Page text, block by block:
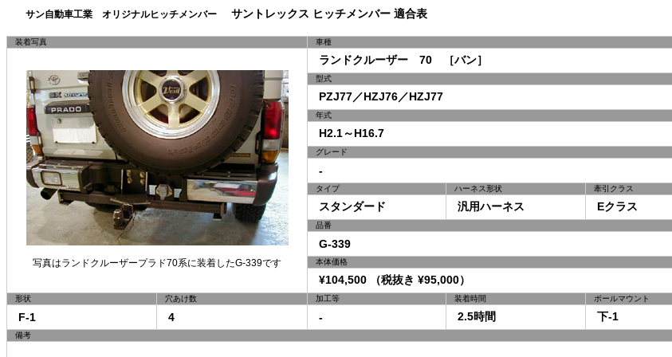
サン自動車工業 オリジナルヒッチメンバー サントレックス ヒッチメンバー 適合表
装着写真 車種
写真はランドクルーザープラド70系に装着したG-339です
ランドクルーザー 70 ［バン］
型式
PZJ77／HZJ76／HZJ77
年式
H2.1～H16.7
グレード
-
タイプ ハーネス形状 牽引クラス
スタンダード 汎用ハーネス Eクラス
品番
G-339
本体価格
¥104,500 （税抜き ¥95,000）
形状 穴あけ数 加工等 装着時間 ボールマウント
F-1 4 - 2.5時間 下-1
備考